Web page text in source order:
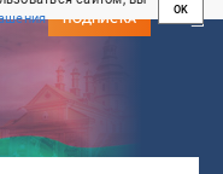
OK
ПОДПИСКА